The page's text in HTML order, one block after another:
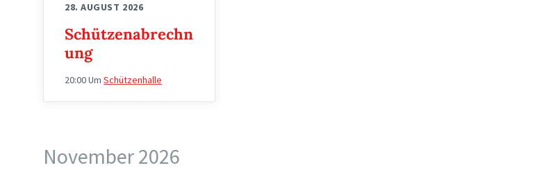
28. AUGUST 2026
Schützenabrechn
ung
20:00Um Schützenhalle
November 2026